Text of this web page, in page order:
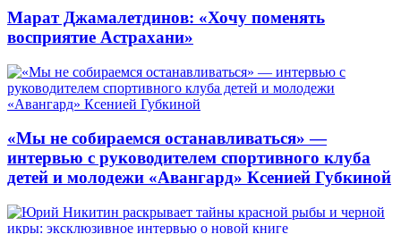
Марат Джамалетдинов: «Хочу поменять
восприятие Астрахани»
«Мы не собираемся останавливаться» —
интервью с руководителем спортивного клуба
детей и молодежи «Авангард» Ксенией Губкиной